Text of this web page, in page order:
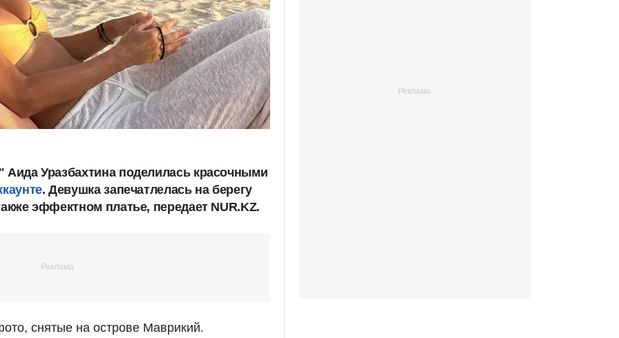
Аида Уразбахтина поделилась красочными
. Девушка запечатлелась на берегу
эффектном платье, передает NUR.KZ.
снятые на острове Маврикий.